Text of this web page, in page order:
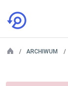
ARCHIWUM